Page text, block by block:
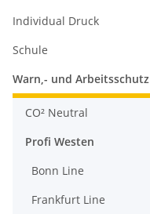
Individual Druck
Schule
Warn,- und Arbeitsschutz
CO² Neutral
Profi Westen
Bonn Line
Frankfurt Line